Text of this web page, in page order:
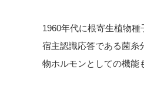
1960年代に根寄生植物
宿主認識応答である菌糸
物ホルモンとしての機能